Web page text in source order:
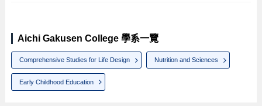
Aichi Gakusen College 學系一覽
Comprehensive Studies for Life Design Nutrition and Sciences
Early Childhood Education